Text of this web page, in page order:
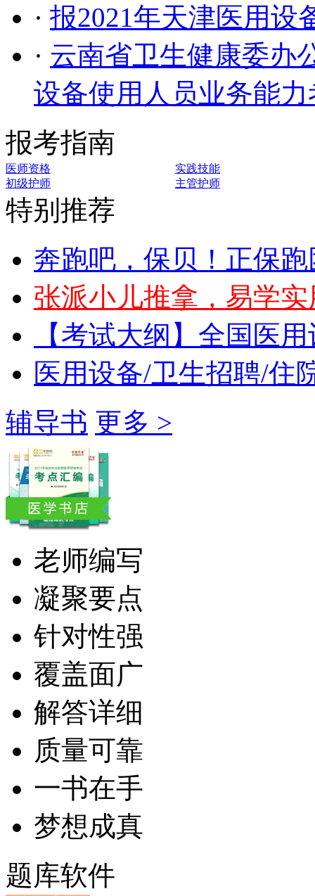
· 报2021年天津医用设
· 云南省卫生健康委办
设备使用人员业务能
报考指南
医师资格
实践技能
初级护师
主管护师
特别推荐
奔跑吧，保贝！正保
张派小儿推拿，易学
【考试大纲】全国医
医用设备/卫生招聘/住
辅导书 更多 >
老师编写
凝聚要点
针对性强
覆盖面广
解答详细
质量可靠
一书在手
梦想成真
题库软件